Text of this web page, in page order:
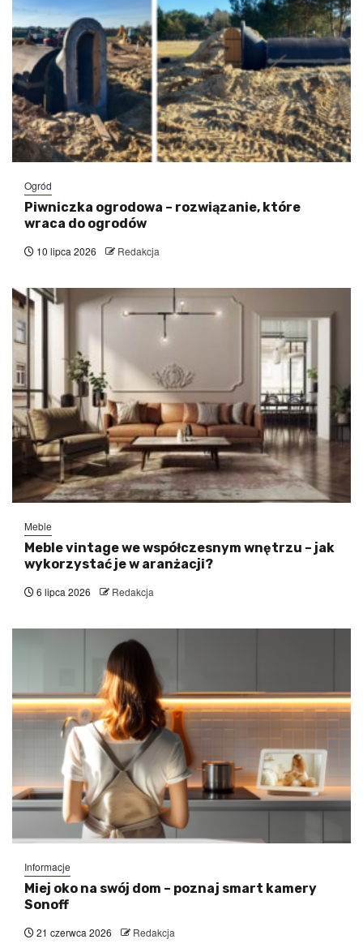
Ogród
Piwniczka ogrodowa – rozwiązanie, które
wraca do ogrodów
10 lipca 2026 Redakcja
Meble
Meble vintage we współczesnym wnętrzu – jak
wykorzystać je w aranżacji?
6 lipca 2026 Redakcja
Informacje
Miej oko na swój dom – poznaj smart kamery
Sonoff
21 czerwca 2026 Redakcja